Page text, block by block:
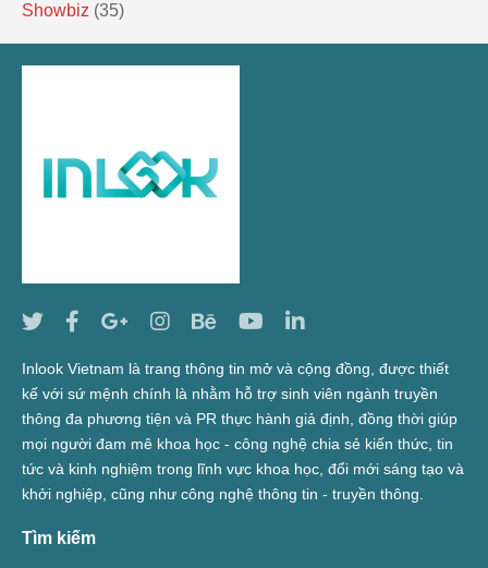
Showbiz (35)
Inlook Vietnam là trang thông tin mở và cộng đồng, được thiết
kế với sứ mệnh chính là nhằm hỗ trợ sinh viên ngành truyền
thông đa phương tiện và PR thực hành giả định, đồng thời giúp
mọi người đam mê khoa học - công nghệ chia sẻ kiến thức, tin
tức và kinh nghiệm trong lĩnh vực khoa học, đổi mới sáng tạo và
khởi nghiệp, cũng như công nghệ thông tin - truyền thông.
Tìm kiếm